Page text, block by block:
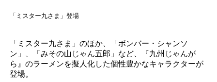
「ミスター九さま」登場
「ミスター九さま」のほか、「ボンバー・シャンソ
ン」、「みその山じゃん五郎」など、『九州じゃんが
ら』のラーメンを擬人化した個性豊かなキャラクターが
登場。